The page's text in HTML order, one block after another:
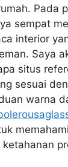
Pada
sempat
interior
Saya
situs
sesuai
warna